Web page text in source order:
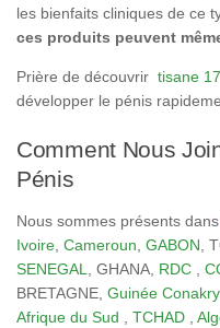
les bienfaits cliniques de ce
ces produits peuvent
Prière de découvrir tisane 17
développer le pénis
Comment Nous
Pénis
Nous sommes présents dans
Ivoire, Cameroun, GABON,
SENEGAL, GHANA, RDC ,
BRETAGNE, Guinée Conakry
Afrique du Sud , TCHAD ,